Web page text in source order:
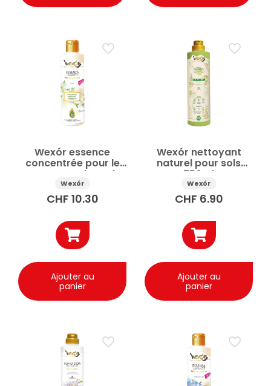
Wexór essence
concentrée pour le
nettoyage des sols
Néroli 235ml
Wexór
CHF 10.30
Ajouter au
panier
Wexór nettoyant
naturel pour sols
750ml
Wexór
CHF 6.90
Ajouter au
panier